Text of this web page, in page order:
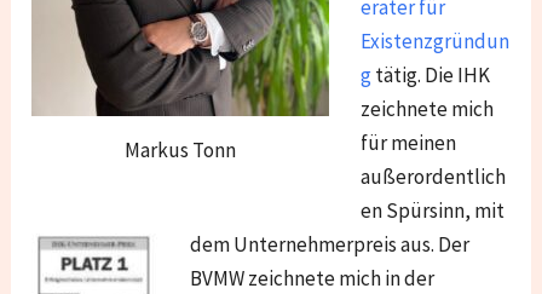
Markus Tonn
erater für
Existenzgründun
gtätig. Die IHK
zeichnete mich
für meinen
außerordentlich
en Spürsinn, mit
dem Unternehmerpreis aus. Der
BVMW zeichnete mich in der